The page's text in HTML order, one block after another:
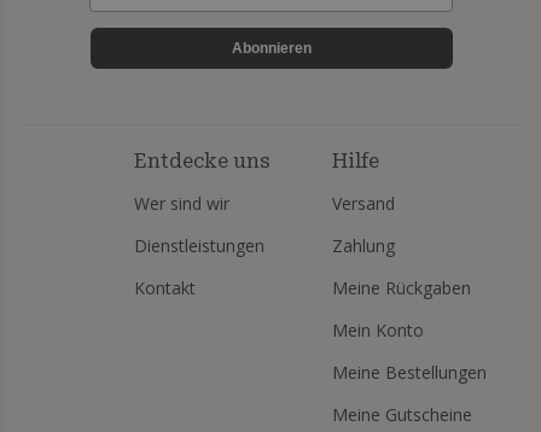
Abonnieren
Entdecke uns
Wer sind wir
Dienstleistungen
Kontakt
Hilfe
Versand
Zahlung
Meine Rückgaben
Mein Konto
Meine Bestellungen
Meine Gutscheine